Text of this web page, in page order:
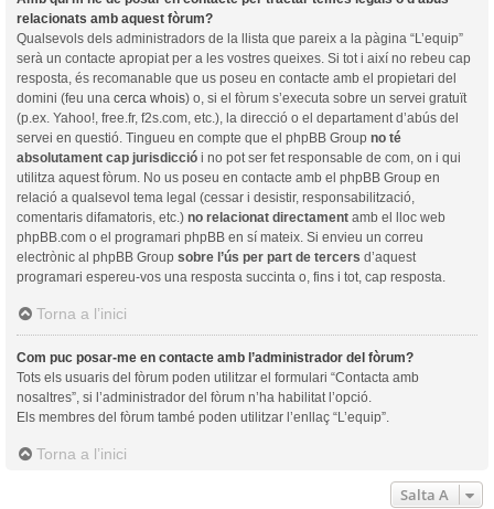
relacionats amb aquest fòrum?
Qualsevols dels administradors de la llista que pareix a la pàgina “L’equip”
serà un contacte apropiat per a les vostres queixes. Si tot i així no rebeu cap
resposta, és recomanable que us poseu en contacte amb el propietari del
domini (feu una cerca whois) o, si el fòrum s’executa sobre un servei gratuït
(p.ex. Yahoo!, free.fr, f2s.com, etc.), la direcció o el departament d’abús del
servei en questió. Tingueu en compte que el phpBB Group no té
absolutament cap jurisdicció i no pot ser fet responsable de com, on i qui
utilitza aquest fòrum. No us poseu en contacte amb el phpBB Group en
relació a qualsevol tema legal (cessar i desistir, responsabilització,
comentaris difamatoris, etc.) no relacionat directament amb el lloc web
phpBB.com o el programari phpBB en sí mateix. Si envieu un correu
electrònic al phpBB Group sobre l’ús per part de tercers d’aquest
programari espereu-vos una resposta succinta o, fins i tot, cap resposta.
Torna a l’inici
Com puc posar-me en contacte amb l’administrador del fòrum?
Tots els usuaris del fòrum poden utilitzar el formulari “Contacta amb
nosaltres”, si l’administrador del fòrum n’ha habilitat l’opció.
Els membres del fòrum també poden utilitzar l’enllaç “L’equip”.
Torna a l’inici
Salta A